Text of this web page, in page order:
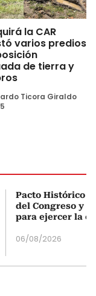
la CAR
varios predios
de tierra y
Ticora Giraldo
Pacto Histórico
del Congreso y
para ejercer la
06/08/2026